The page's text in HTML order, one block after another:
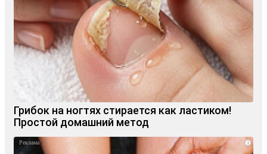
Грибок на ногтях стирается как ластиком!
Простой домашний метод
i